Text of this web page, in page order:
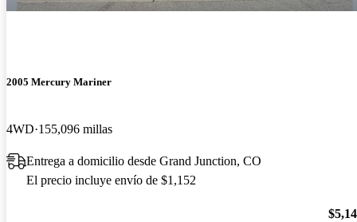
2005 Mercury Mariner
4WD 155,096 millas
Entrega a domicilio desde Grand Junction, CO
El precio incluye envío de $1,152